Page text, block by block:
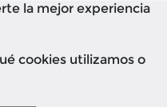
la mejor experiencia
cookies utilizamos o